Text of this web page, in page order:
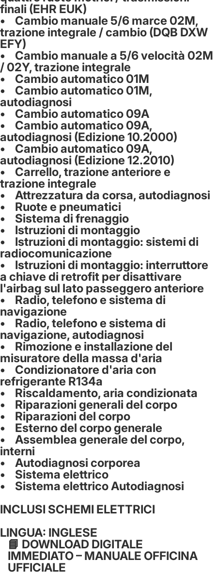
finali (EHR EUK)
• Cambio manuale 5/6 marce 02M,
trazione integrale / cambio (DQB DXW
EFY)
• Cambio manuale a 5/6 velocità 02M
/ 02Y, trazione integrale
• Cambio automatico 01M
• Cambio automatico 01M,
autodiagnosi
• Cambio automatico 09A
• Cambio automatico 09A,
autodiagnosi (Edizione 10.2000)
• Cambio automatico 09A,
autodiagnosi (Edizione 12.2010)
• Carrello, trazione anteriore e
trazione integrale
• Attrezzatura da corsa, autodiagnosi
• Ruote e pneumatici
• Sistema di frenaggio
• Istruzioni di montaggio
• Istruzioni di montaggio: sistemi di
radiocomunicazione
• Istruzioni di montaggio: interruttore
a chiave di retrofit per disattivare
l'airbag sul lato passeggero anteriore
• Radio, telefono e sistema di
navigazione
• Radio, telefono e sistema di
navigazione, autodiagnosi
• Rimozione e installazione del
misuratore della massa d'aria
• Condizionatore d'aria con
refrigerante R134a
• Riscaldamento, aria condizionata
• Riparazioni generali del corpo
• Riparazioni del corpo
• Esterno del corpo generale
• Assemblea generale del corpo,
interni
• Autodiagnosi corporea
• Sistema elettrico
• Sistema elettrico Autodiagnosi
INCLUSI SCHEMI ELETTRICI
LINGUA: INGLESE
📘 DOWNLOAD DIGITALE
IMMEDIATO – MANUALE OFFICINA
UFFICIALE